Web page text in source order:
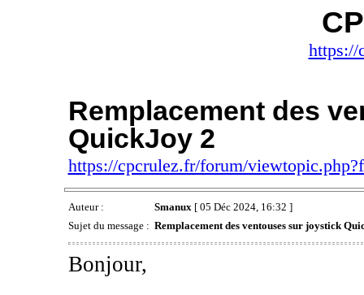
https://
Remplacement des
QuickJoy 2
https://cpcrulez.fr/forum/
Auteur : Smanux[ 05 Déc 2024, 16:32 ]
Sujet du message : Remplacement des ventouses sur joystick
Bonjour,